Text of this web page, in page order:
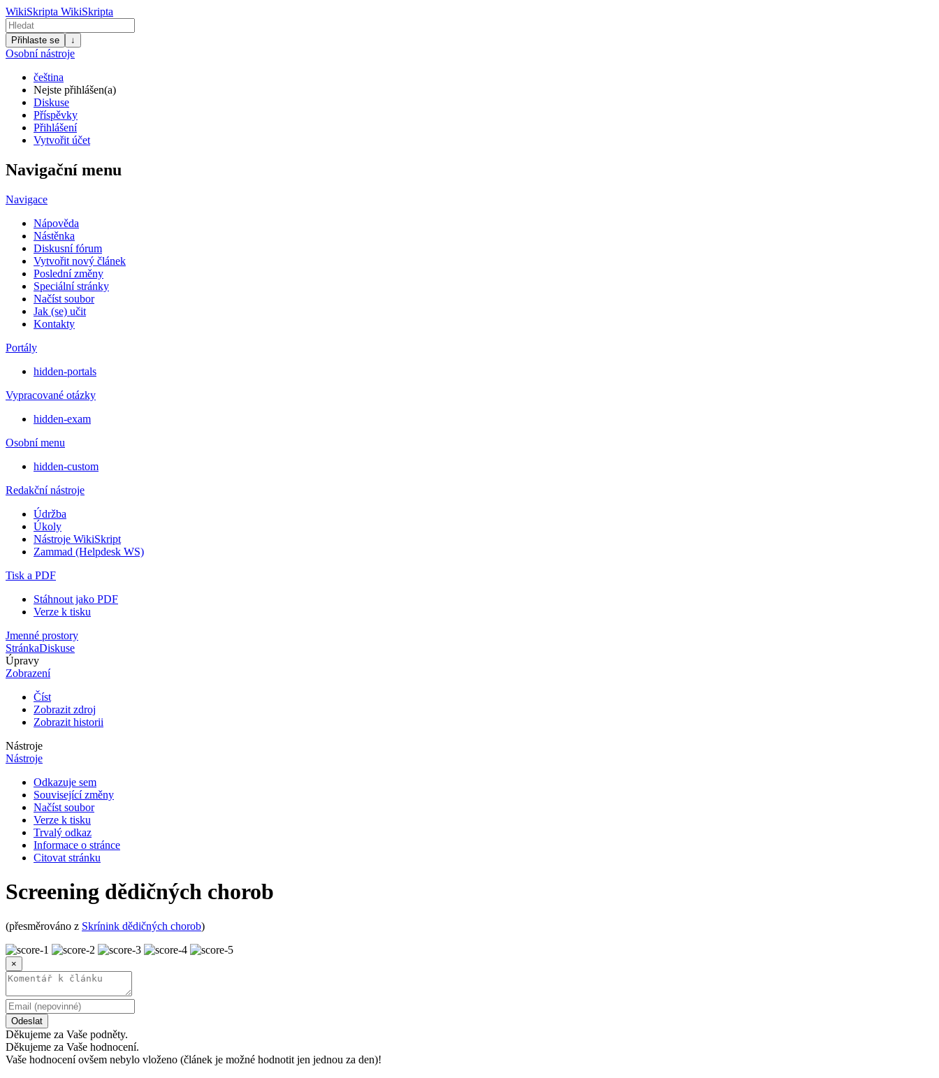
WikiSkripta WikiSkripta
Přihlaste se ↓
Osobní nástroje
čeština
Nejste přihlášen(a)
Diskuse
Příspěvky
Přihlášení
Vytvořit účet
Navigační menu
Navigace
Nápověda
Nástěnka
Diskusní fórum
Vytvořit nový článek
Poslední změny
Speciální stránky
Načíst soubor
Jak (se) učit
Kontakty
Portály
hidden-portals
Vypracované otázky
hidden-exam
Osobní menu
hidden-custom
Redakční nástroje
Údržba
Úkoly
Nástroje WikiSkript
Zammad (Helpdesk WS)
Tisk a PDF
Stáhnout jako PDF
Verze k tisku
Jmenné prostory
StránkaDiskuse
Úpravy
Zobrazení
Číst
Zobrazit zdroj
Zobrazit historii
Nástroje
Nástroje
Odkazuje sem
Související změny
Načíst soubor
Verze k tisku
Trvalý odkaz
Informace o stránce
Citovat stránku
Screening dědičných chorob
(přesměrováno z Skrínink dědičných chorob)
×
Odeslat
Děkujeme za Vaše podněty.
Děkujeme za Vaše hodnocení.
Vaše hodnocení ovšem nebylo vloženo (článek je možné hodnotit jen jednou za den)!